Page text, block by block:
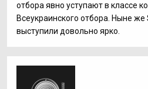
отбора явно уступают в классе
Всеукраинского отбора. Ныне
выступили довольно ярко.